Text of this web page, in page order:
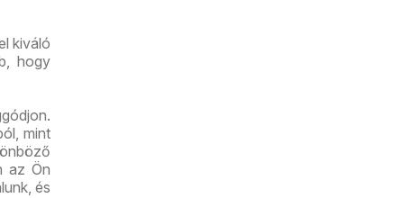
kiváló
hogy
mint
az Ön
és